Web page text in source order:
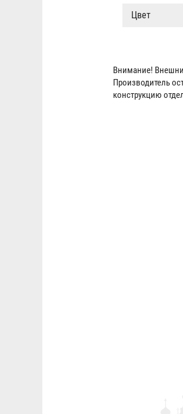
Цвет
Внимание!
Производитель
конструкцию